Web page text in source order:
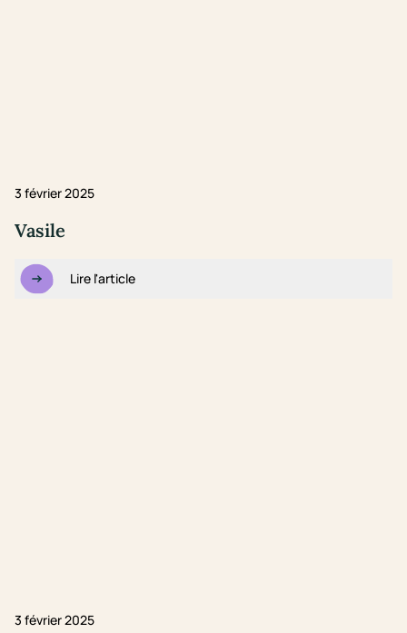
3 février 2025
Vasile
Lire l'article
3 février 2025